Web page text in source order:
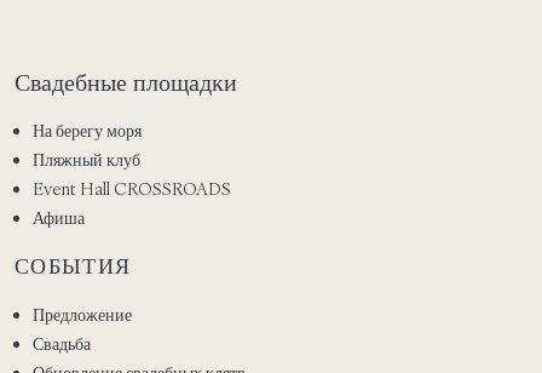
Свадебные площадки
На берегу моря
Пляжный клуб
Event Hall CROSSROADS
Афиша
СОБЫТИЯ
Предложение
Свадьба